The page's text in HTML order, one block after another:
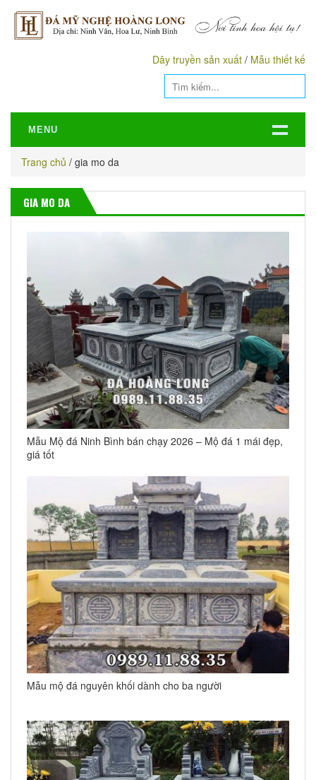
Dây truyền sản xuất / Mẫu thiết kế
MENU
Trang chủ / gia mo da
GIA MO DA
Mẫu Mộ đá Ninh Bình bán chạy 2026 – Mộ đá 1 mái đẹp,
giá tốt
Mẫu mộ đá nguyên khối dành cho ba người